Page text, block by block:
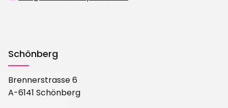
Schönberg
Brennerstrasse 6
A-6141 Schönberg